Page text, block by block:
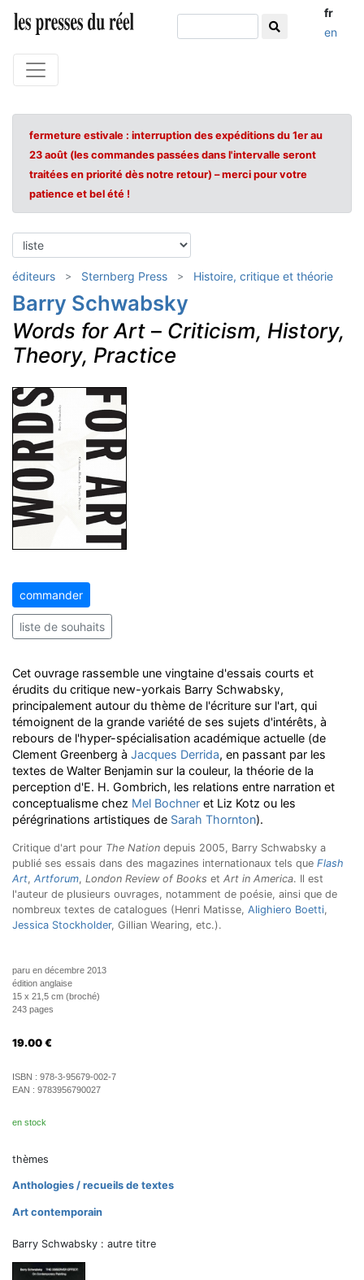
fr
en
fermeture estivale : interruption des expéditions du 1er au
23 août (les commandes passées dans l'intervalle seront
traitées en priorité dès notre retour) – merci pour votre
patience et bel été !
éditeurs Sternberg Press Histoire, critique et théorie
Barry Schwabsky
Words for Art – Criticism, History,
Theory, Practice
commander
liste de souhaits
Cet ouvrage rassemble une vingtaine d'essais courts et
érudits du critique new-yorkais Barry Schwabsky,
principalement autour du thème de l'écriture sur l'art, qui
témoignent de la grande variété de ses sujets d'intérêts, à
rebours de l'hyper-spécialisation académique actuelle (de
Clement Greenberg à Jacques Derrida, en passant par les
textes de Walter Benjamin sur la couleur, la théorie de la
perception d'E. H. Gombrich, les relations entre narration et
conceptualisme chez Mel Bochner et Liz Kotz ou les
pérégrinations artistiques de Sarah Thornton).
Critique d'art pour The Nation depuis 2005, Barry Schwabsky a
publié ses essais dans des magazines internationaux tels que Flash
Art, Artforum, London Review of Books et Art in America. Il est
l'auteur de plusieurs ouvrages, notamment de poésie, ainsi que de
nombreux textes de catalogues (Henri Matisse, Alighiero Boetti,
Jessica Stockholder, Gillian Wearing, etc.).
paru en décembre 2013
édition anglaise
15 x 21,5 cm (broché)
243 pages
19.00 €
ISBN : 978-3-95679-002-7
EAN : 9783956790027
en stock
thèmes
Anthologies / recueils de textes
Art contemporain
Barry Schwabsky : autre titre